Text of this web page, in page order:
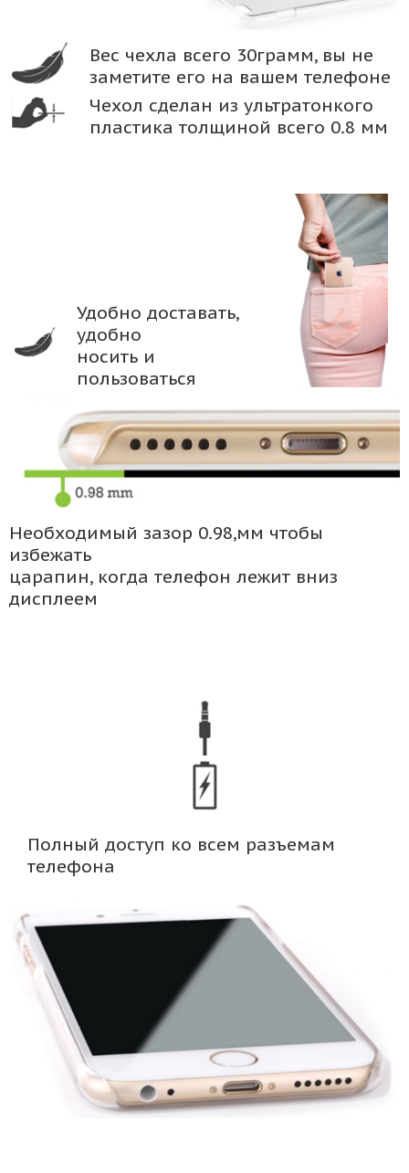
Вес чехла всего 30грамм, вы не
заметите его на вашем телефоне
Чехол сделан из ультратонкого
пластика толщиной всего 0.8 мм
Удобно доставать,
удобно
носить и
пользоваться
Необходимый зазор 0.98,мм чтобы
избежать
царапин, когда телефон лежит вниз
дисплеем
Полный доступ ко всем разъемам
телефона